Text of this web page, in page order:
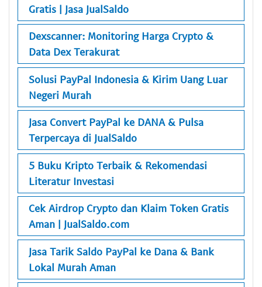
Gratis | Jasa JualSaldo
Dexscanner: Monitoring Harga Crypto &
Data Dex Terakurat
Solusi PayPal Indonesia & Kirim Uang Luar
Negeri Murah
Jasa Convert PayPal ke DANA & Pulsa
Terpercaya di JualSaldo
5 Buku Kripto Terbaik & Rekomendasi
Literatur Investasi
Cek Airdrop Crypto dan Klaim Token Gratis
Aman | JualSaldo.com
Jasa Tarik Saldo PayPal ke Dana & Bank
Lokal Murah Aman